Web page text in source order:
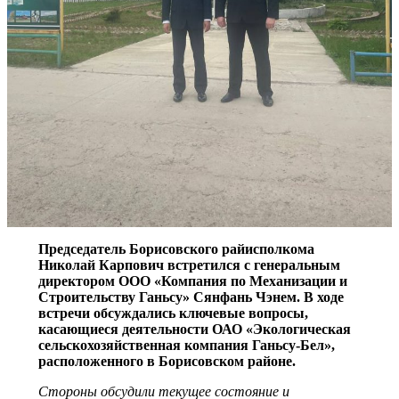
Председатель Борисовского райисполкома
Николай Карпович встретился с генеральным
директором ООО «Компания по Механизации и
Строительству Ганьсу» Сянфань Чэнем. В ходе
встречи обсуждались ключевые вопросы,
касающиеся деятельности ОАО «Экологическая
сельскохозяйственная компания Ганьсу-Бел»,
расположенного в Борисовском районе.
Стороны обсудили текущее состояние и